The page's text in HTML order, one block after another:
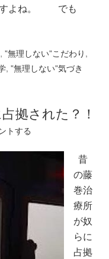
すよね。 でも
,”無理しない”こだわり ,
,”無理しない”気づき
拠された？！
トする
昔
の藤
巻治
療所
が奴
らに
占拠